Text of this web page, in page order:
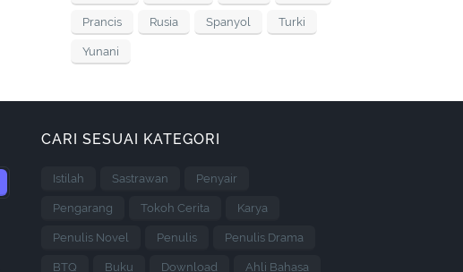
Prancis Rusia Spanyol Turki
Yunani
CARI SESUAI KATEGORI
Istilah Sastrawan Penyair
Pengarang Tokoh Cerita Karya
Penulis Novel Penulis Penulis Drama
BTQ Buku Download Ahli Bahasa